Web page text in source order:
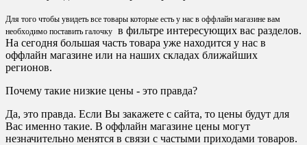
Для того чтобы увидеть все товары которые есть у нас в оффлайн магазине вам
необходимо поставить галочку в фильтре интересующих вас разделов.
На сегодня большая часть товара уже находится у нас в
оффлайн магазине или на наших складах ближайших
регионов.
Почему такие низкие цены - это правда?
Да, это правда. Если Вы закажете с сайта, то цены будут для
Вас именно такие. В оффлайн магазине цены могут
незначительно менятся в связи с частыми приходами товаров.